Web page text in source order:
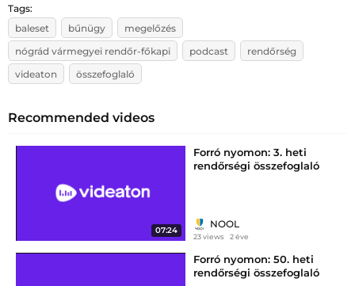
Tags:
baleset
bűnügy
megelőzés
nógrád vármegyei rendőr-főkapi
podcast
rendőrség
videaton
összefoglaló
Recommended videos
07:24
Forró nyomon: 3. heti
rendőrségi összefoglaló
NOOL
23 views 2 éve
Forró nyomon: 50. heti
rendőrségi összefoglaló